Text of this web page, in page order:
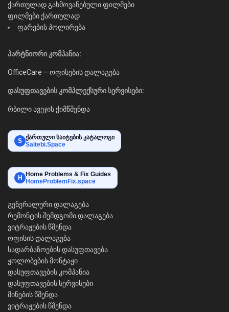
ქართულად გახმოვანებული ფილმები
ფილმები ქართულად
ფარების პოლირება
პარტნიორი კომპანია:
OfficeCare – ოფისების დალაგება
დასუფთავების კომპლექსური სერვისები:
რბილი ავეჯის ქიმწმენდა
S ქართული საიტების კატალოგი
Saitebi.Space
H
Home Problems & Fix Guides
HomeProblemFix.space
გენერალური დალაგება
რემონტის შემდგომი დალაგება
ვიტრაჟების წმენდა
ოფისის დალაგება
სადარბაზოების დასუფთავება
ჟოლობების მონტაჟი
დასუფთავების კომპანია
დასუფთავების სერვისები
მინების წმენდა
ვიტრაჟების წმენდა